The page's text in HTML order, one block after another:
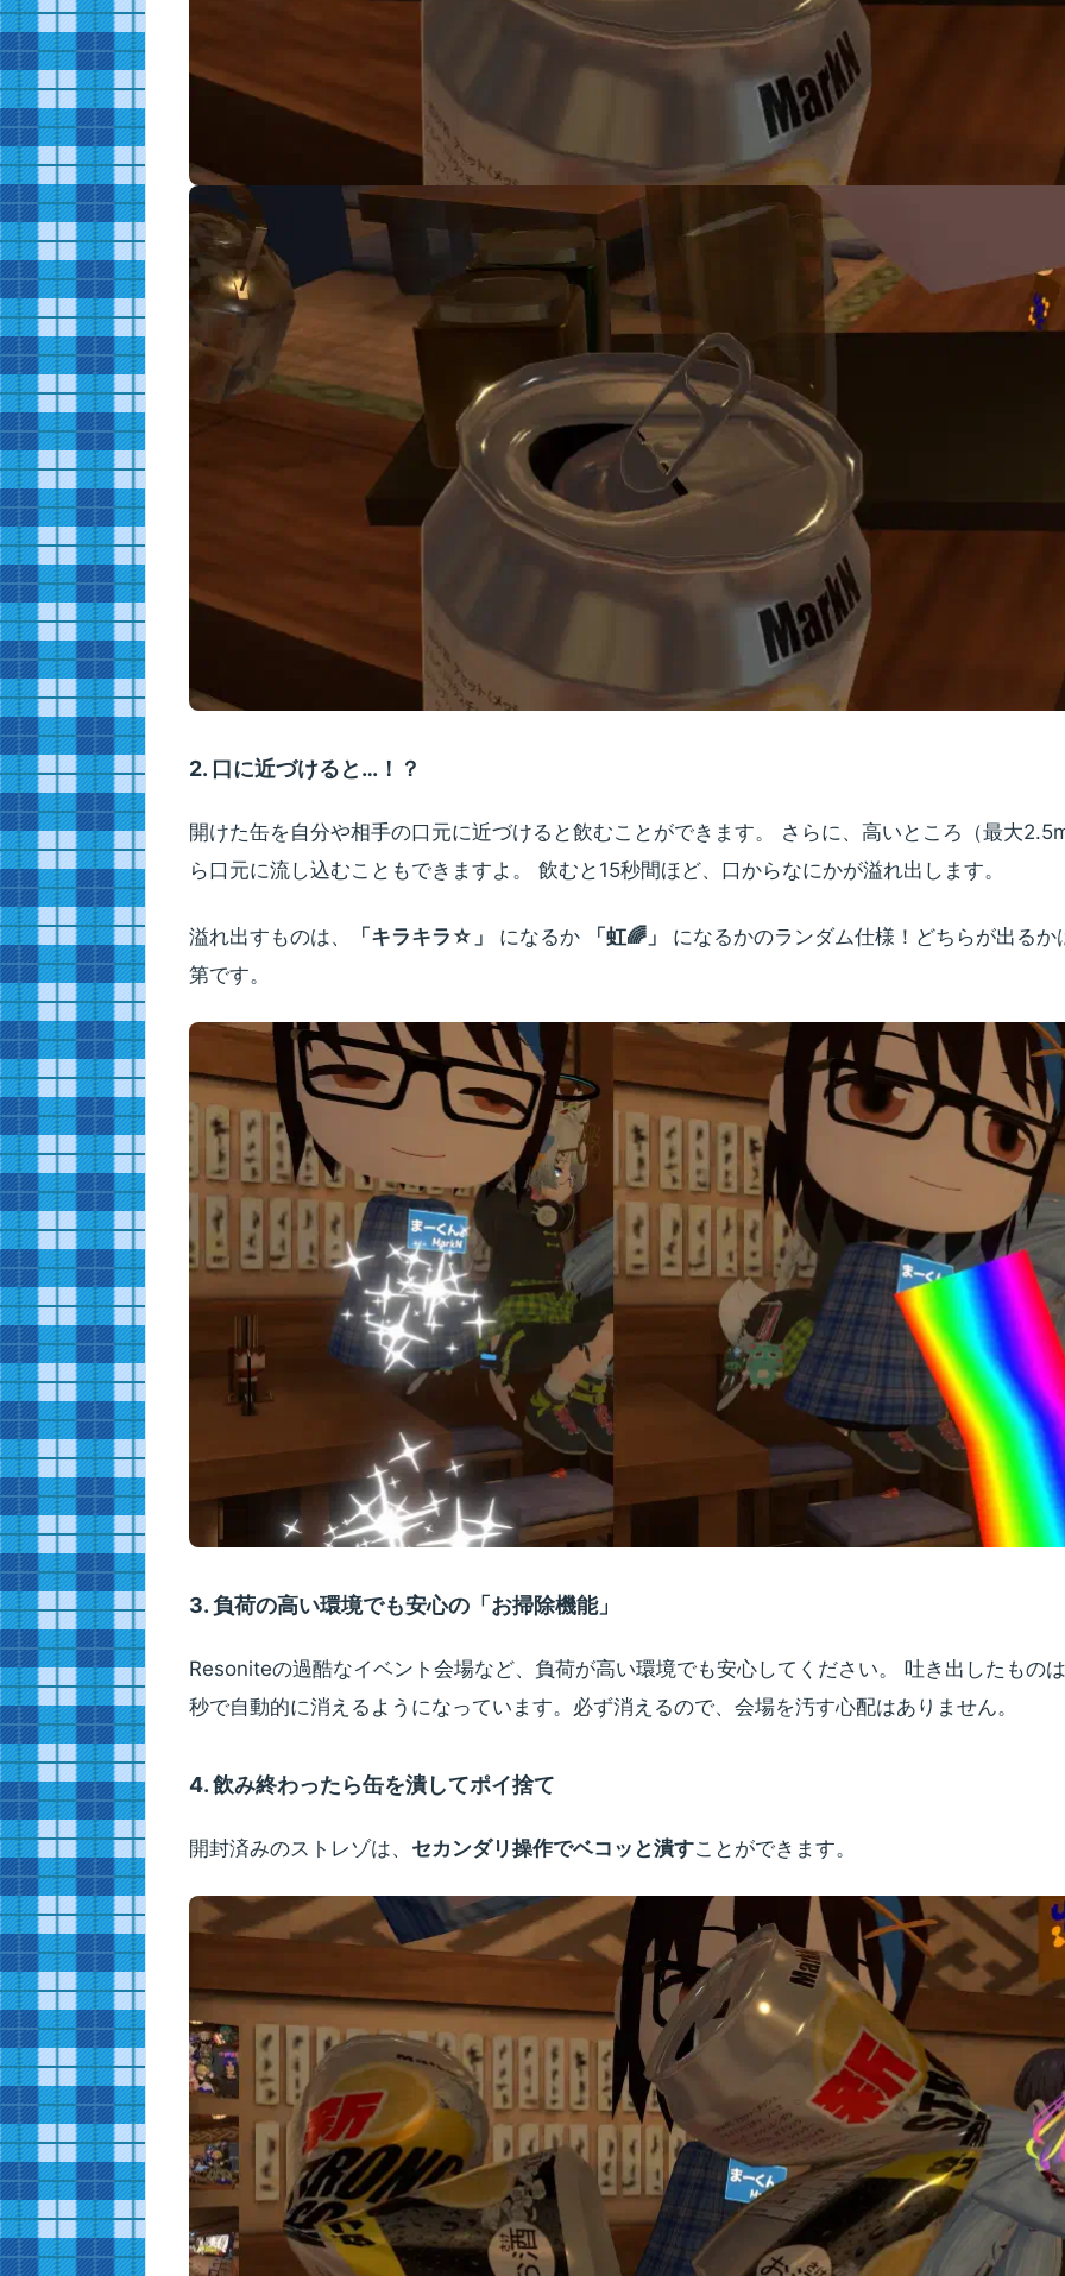
2. 口に近づけると…！？
開けた缶を自分や相手の口元に近づけると飲むことができます。 さらに、高いところ（最大
ら口元に流し込むこともできますよ。 飲むと15秒間ほど、口からなにかが溢れ出します。
溢れ出すものは、 「キラキラ☆」 になるか 「虹🌈」
になるかのランダム仕様！どちらが出るか
第です。
3. 負荷の高い環境でも安心の「お掃除機能」
Resoniteの過酷なイベント会場など、負荷が高い環境でも安心してください。 吐き出したもの
秒で自動的に消えるようになっています。必ず消えるので、会場を汚す心配はありません。
4. 飲み終わったら缶を潰してポイ捨て
開封済みのストレゾは、 セカンダリ操作でベコッと潰すことができます。